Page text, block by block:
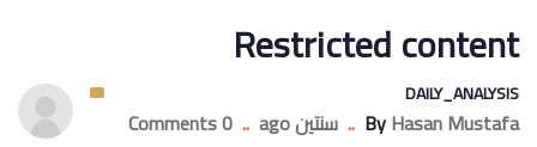
Restricted content
DAILY_ANALYSIS
ByHasan Mustafa
.. سنتين ago ..
0 Comments